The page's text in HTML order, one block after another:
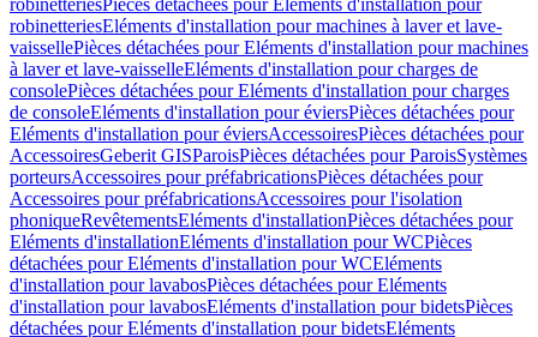
robinetteriesPièces détachées pour Eléments d'installation pour
robinetteriesEléments d'installation pour machines à laver et lave-
vaissellePièces détachées pour Eléments d'installation pour machines
à laver et lave-vaisselleEléments d'installation pour charges de
consolePièces détachées pour Eléments d'installation pour charges
de consoleEléments d'installation pour éviersPièces détachées pour
Eléments d'installation pour éviersAccessoiresPièces détachées pour
AccessoiresGeberit GISParoisPièces détachées pour ParoisSystèmes
porteursAccessoires pour préfabricationsPièces détachées pour
Accessoires pour préfabricationsAccessoires pour l'isolation
phoniqueRevêtementsEléments d'installationPièces détachées pour
Eléments d'installationEléments d'installation pour WCPièces
détachées pour Eléments d'installation pour WCEléments
d'installation pour lavabosPièces détachées pour Eléments
d'installation pour lavabosEléments d'installation pour bidetsPièces
détachées pour Eléments d'installation pour bidetsEléments